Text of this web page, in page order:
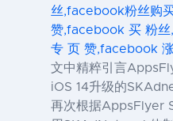
丝,facebook粉丝购
赞,facebook 买 粉
专 页 赞,facebook
文中精粹引言
iOS 14升级的
再次根据AppsFlyer